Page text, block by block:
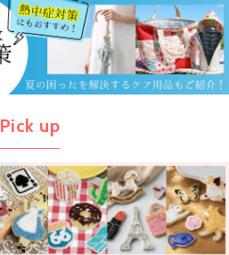
Pick up